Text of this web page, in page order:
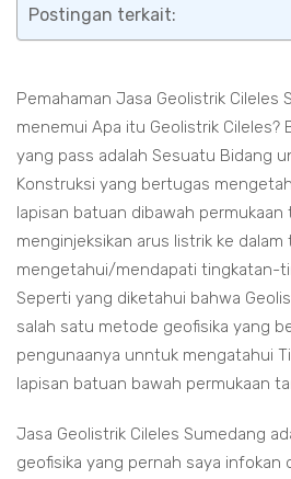
Postingan terkait:
Pemahaman Jasa Geolistrik Cileles
menemui Apa itu Geolistrik Cileles?
yang pass adalah Sesuatu Bidang
Konstruksi yang bertugas
lapisan batuan dibawah permukaan
menginjeksikan arus listrik ke dalam
mengetahui/mendapati tingkatan-
Seperti yang diketahui bahwa
salah satu metode geofisika yang
pengunaanya unntuk mengatahui
lapisan batuan bawah permukaan
Jasa Geolistrik Cileles Sumedang
geofisika yang pernah saya infokan